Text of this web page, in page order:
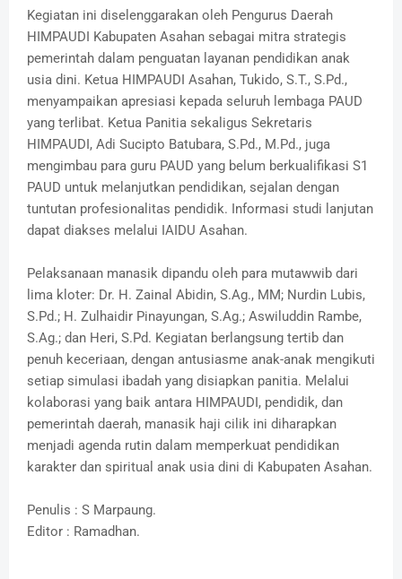
Kegiatan ini diselenggarakan oleh Pengurus Daerah
HIMPAUDI Kabupaten Asahan sebagai mitra strategis
pemerintah dalam penguatan layanan pendidikan anak
usia dini. Ketua HIMPAUDI Asahan, Tukido, S.T., S.Pd.,
menyampaikan apresiasi kepada seluruh lembaga PAUD
yang terlibat. Ketua Panitia sekaligus Sekretaris
HIMPAUDI, Adi Sucipto Batubara, S.Pd., M.Pd., juga
mengimbau para guru PAUD yang belum berkualifikasi S1
PAUD untuk melanjutkan pendidikan, sejalan dengan
tuntutan profesionalitas pendidik. Informasi studi lanjutan
dapat diakses melalui IAIDU Asahan.
Pelaksanaan manasik dipandu oleh para mutawwib dari
lima kloter: Dr. H. Zainal Abidin, S.Ag., MM; Nurdin Lubis,
S.Pd.; H. Zulhaidir Pinayungan, S.Ag.; Aswiluddin Rambe,
S.Ag.; dan Heri, S.Pd. Kegiatan berlangsung tertib dan
penuh keceriaan, dengan antusiasme anak-anak mengikuti
setiap simulasi ibadah yang disiapkan panitia. Melalui
kolaborasi yang baik antara HIMPAUDI, pendidik, dan
pemerintah daerah, manasik haji cilik ini diharapkan
menjadi agenda rutin dalam memperkuat pendidikan
karakter dan spiritual anak usia dini di Kabupaten Asahan.
Penulis : S Marpaung.
Editor : Ramadhan.